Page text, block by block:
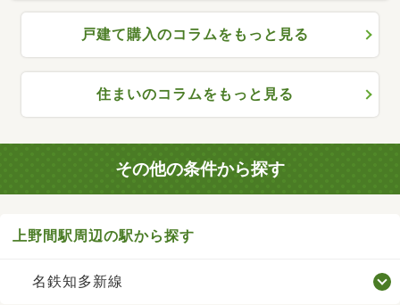
戸建て購入のコラムをもっと見る
住まいのコラムをもっと見る
その他の条件から探す
上野間駅周辺の駅から探す
名鉄知多新線